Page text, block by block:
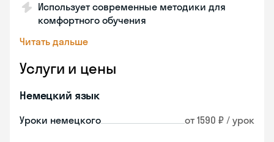
Использует современные методики для
комфортного обучения
Читать дальше
Услуги и цены
Немецкий язык
Уроки немецкого от 1590 ₽ / урок